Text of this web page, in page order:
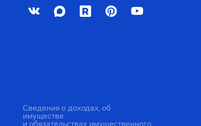
Сведения о доходах, об
имуществе
и обязательствах имущественного